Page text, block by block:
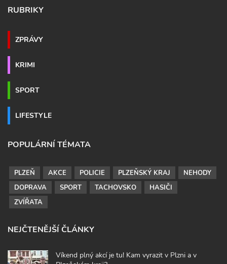
RUBRIKY
ZPRÁVY
KRIMI
SPORT
LIFESTYLE
POPULÁRNÍ TÉMATA
PLZEŇ AKCE POLICIE PLZEŇSKÝ KRAJ
NEHODY
DOPRAVA
SPORT TACHOVSKO
HASIČI
ZVÍŘATA
NEJČTENĚJŠÍ ČLÁNKY
Víkend plný akcí je tu! Kam vyrazit v Plzni a v